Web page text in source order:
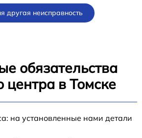
другая неисправность
обязательства
центра в Томске
на установленные нами детали